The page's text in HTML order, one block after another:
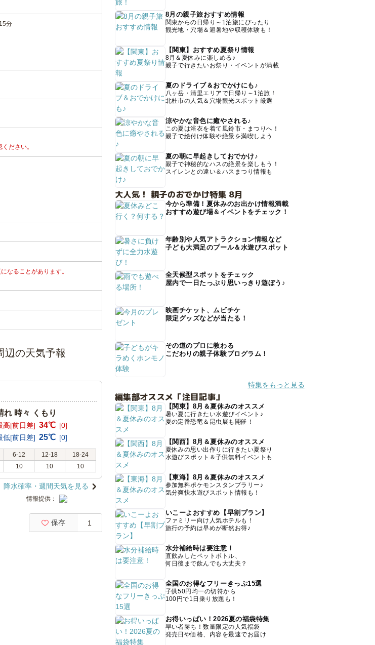
分
ださい。
なることがあります。
の天気予報
れ 時々 くもり
高[前日差] 34℃ [0]
低[前日差] 25℃ [0]
6-12 12-18
18-24
10 10 10
降水確率・週間天気を見る
情報提供：
保存 1
8月の親子旅おすすめ情報
関東からの日帰り～1泊旅にぴったり
観光地・穴場＆避暑地や収穫体験も！
【関東】おすすめ夏祭り情報
8月＆夏休みに楽しめる♪
親子で行きたいお祭り・イベントが満載
夏のドライブ＆おでかけにも♪
八ヶ岳・清里エリアで日帰り～1泊旅！
北杜市の人気＆穴場観光スポット厳選
涼やかな音色に癒やされる♪
この夏は浴衣を着て風鈴市・まつりへ！
親子で絵付け体験や絶景を満喫しよう
夏の朝に早起きしておでかけ♪
親子で神秘的なハスの絶景を楽しもう！
スイレンとの違い＆ハスまつり情報も
大人気！ 親子のおでかけ特集 8月
今から準備！夏休みのお出かけ情報満載
おすすめ遊び場＆イベントをチェック！
年齢別や人気アトラクション情報など
子ども大満足のプール＆水遊びスポット
全天候型スポットをチェック
屋内で一日たっぷり思いっきり遊ぼう♪
映画チケット、ムビチケ
限定グッズなどが当たる！
その道のプロに教わる
こだわりの親子体験プログラム！
特集をもっと見る
編集部オススメ「注目記事」
【関東】8月＆夏休みのオススメ
暑い夏に行きたい水遊びイベント♪
夏の定番恐竜＆昆虫展も開催！
【関西】8月＆夏休みのオススメ
夏休みの思い出作りに行きたい夏祭り
水遊びスポット＆子供無料イベントも
【東海】8月＆夏休みのオススメ
参加無料ポケモンスタンプラリー♪
気分爽快水遊びスポット情報も！
いこーよおすすめ【早割プラン】
ファミリー向け人気ホテルも！
旅行の予約は早めが断然お得♪
水分補給時は要注意！
直飲みしたペットボトル、
何日後まで飲んでも大丈夫？
全国のお得なフリーきっぷ15選
子供50円均一の切符から
100円で1日乗り放題も！
お得いっぱい！2026夏の福袋特集
早い者勝ち！数量限定の人気福袋
発売日や価格、内容を最速でお届け